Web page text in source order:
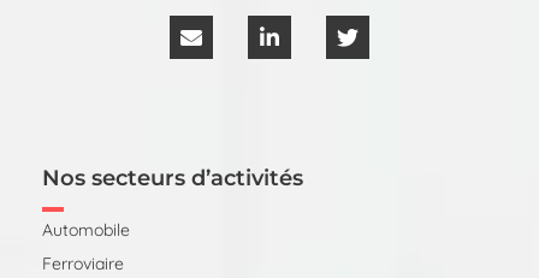
Nos secteurs d’activités
Automobile
Ferroviaire